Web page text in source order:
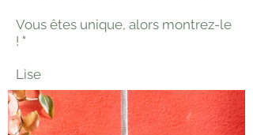
Vous êtes unique, alors montrez-le
! "
Lise